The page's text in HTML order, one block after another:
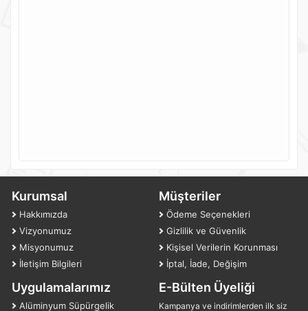
Kurumsal
Hakkımızda
Vizyonumuz
Misyonumuz
İletişim Bilgileri
Müşteriler
Ödeme Seçenekleri
Gizlilik ve Güvenlik
Kişisel Verilerin Korunması
İptal, İade, Değişim
Uygulamalarımız
Alüminyum Süpürgelik
E-Bülten Üyeliği
Kampanya ve indirimlerden ilk siz